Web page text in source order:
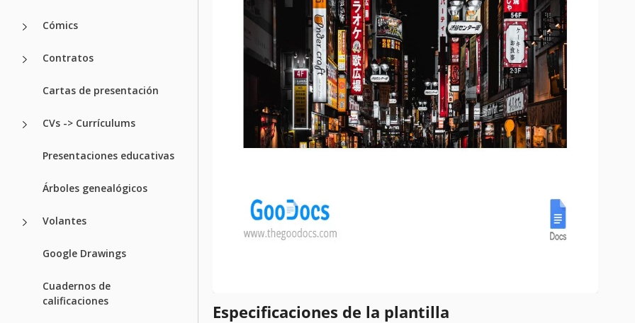
Cómics
Contratos
Cartas de presentación
CVs -> Currículums
Presentaciones educativas
Árboles genealógicos
Volantes
Google Drawings
Cuadernos de
calificaciones
Especificaciones de la plantilla